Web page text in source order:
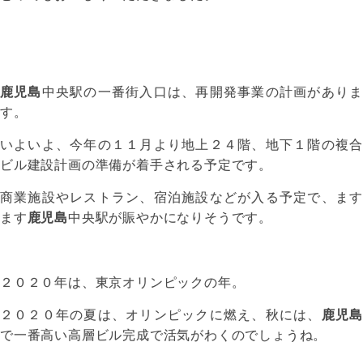
鹿児島中央駅の一番街入口は、再開発事業の計画がありま
す。
いよいよ、今年の１１月より地上２４階、地下１階の複合
ビル建設計画の準備が着手される予定です。
商業施設やレストラン、宿泊施設などが入る予定で、ます
ます 鹿児島中央駅が賑やかになりそうです。
２０２０年は、東京オリンピックの年。
２０２０年の夏は、オリンピックに燃え、秋には、
鹿児島
で一番高い高層ビル完成で活気がわくのでしょうね。